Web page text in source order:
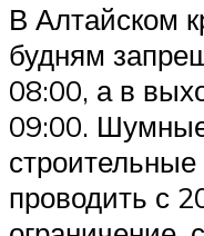
В Алтайском
будням
08:00, а в
09:00.
проводить с